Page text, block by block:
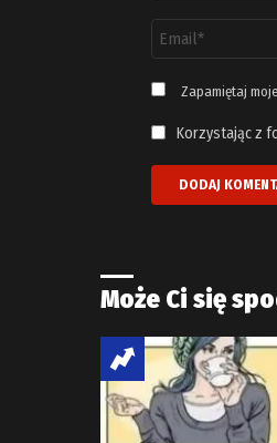
email
*
Zapamiętaj
Korzystając z
Może Ci się